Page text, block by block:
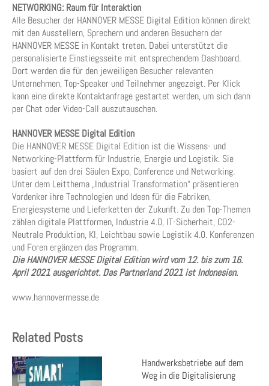
NETWORKING: Raum für Interaktion
Alle Besucher der HANNOVER MESSE Digital Edition können direkt
mit den Ausstellern, Sprechern und anderen Besuchern der
HANNOVER MESSE in Kontakt treten. Dabei unterstützt die
personalisierte Einstiegsseite mit entsprechendem Dashboard.
Dort werden die für den jeweiligen Besucher relevanten
Unternehmen, Top-Speaker und Teilnehmer angezeigt. Per Klick
kann eine direkte Kontaktanfrage gestartet werden, um sich dann
per Chat oder Video-Call auszutauschen.
HANNOVER MESSE Digital Edition
Die HANNOVER MESSE Digital Edition ist die Wissens- und
Networking-Plattform für Industrie, Energie und Logistik. Sie
basiert auf den drei Säulen Expo, Conference und Networking.
Unter dem Leitthema „Industrial Transformation“ präsentieren
Vordenker ihre Technologien und Ideen für die Fabriken,
Energiesysteme und Lieferketten der Zukunft. Zu den Top-Themen
zählen digitale Plattformen, Industrie 4.0, IT-Sicherheit, CO2-
Neutrale Produktion, KI, Leichtbau sowie Logistik 4.0. Konferenzen
und Foren ergänzen das Programm.
Die HANNOVER MESSE Digital Edition wird vom 12. bis zum 16.
April 2021 ausgerichtet. Das Partnerland 2021 ist Indonesien.
www.hannovermesse.de
Related Posts
Handwerksbetriebe auf dem
Weg in die Digitalisierung